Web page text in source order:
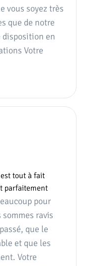
✓
✗
1 (côté droit)
vous soyez très
que de notre
disposition en
Votre
tout à fait
parfaitement
pour
ravis
que le
et que les
Votre